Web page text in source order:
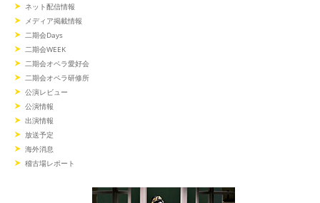
ネット配信情報
メディア掲載情報
二期会Days
二期会WEEK
二期会オペラ愛好会
二期会オペラ研修所
公演レビュー
公演情報
出演情報
放送予定
海外消息
稽古場レポート